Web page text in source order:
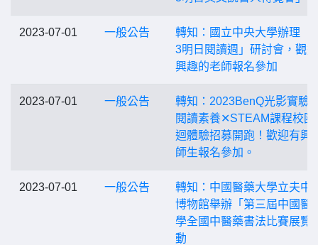
2023-07-01 一般公告
轉知：國立中央大學辦理「
3明日閱讀週」研討會，觀
興趣的老師報名參加
2023-07-01 一般公告
轉知：2023BenQ光影實驗
閱讀素養✕STEAM課程校園
迴體驗招募開跑！歡迎有興
師生報名參加。
2023-07-01 一般公告
轉知：中國醫藥大學立夫中
博物館舉辦「第三屆中國醫
學全國中醫藥書法比賽展覽
動